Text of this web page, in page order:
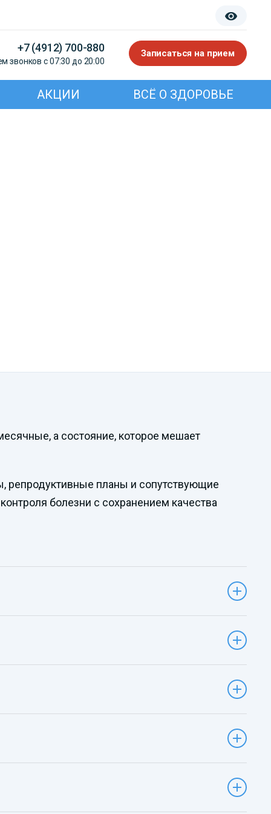
+7 (4912) 700-880
звонков с 07:30 до 20:00
Записаться на прием
АКЦИИ ВСЁ О ЗДОРОВЬЕ
Смотреть
видеопрезентацию
а состояние, которое мешает
планы и сопутствующие
болезни с сохранением качества